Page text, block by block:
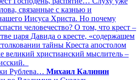
связанные с казнью и
Иисуса Христа. Но почему
человечество? О том, что крест –
царя Давида о кресте, «содержащем
тайны Креста апостолом
великий христианский мыслитель –
Рублева… Михаил Калинин